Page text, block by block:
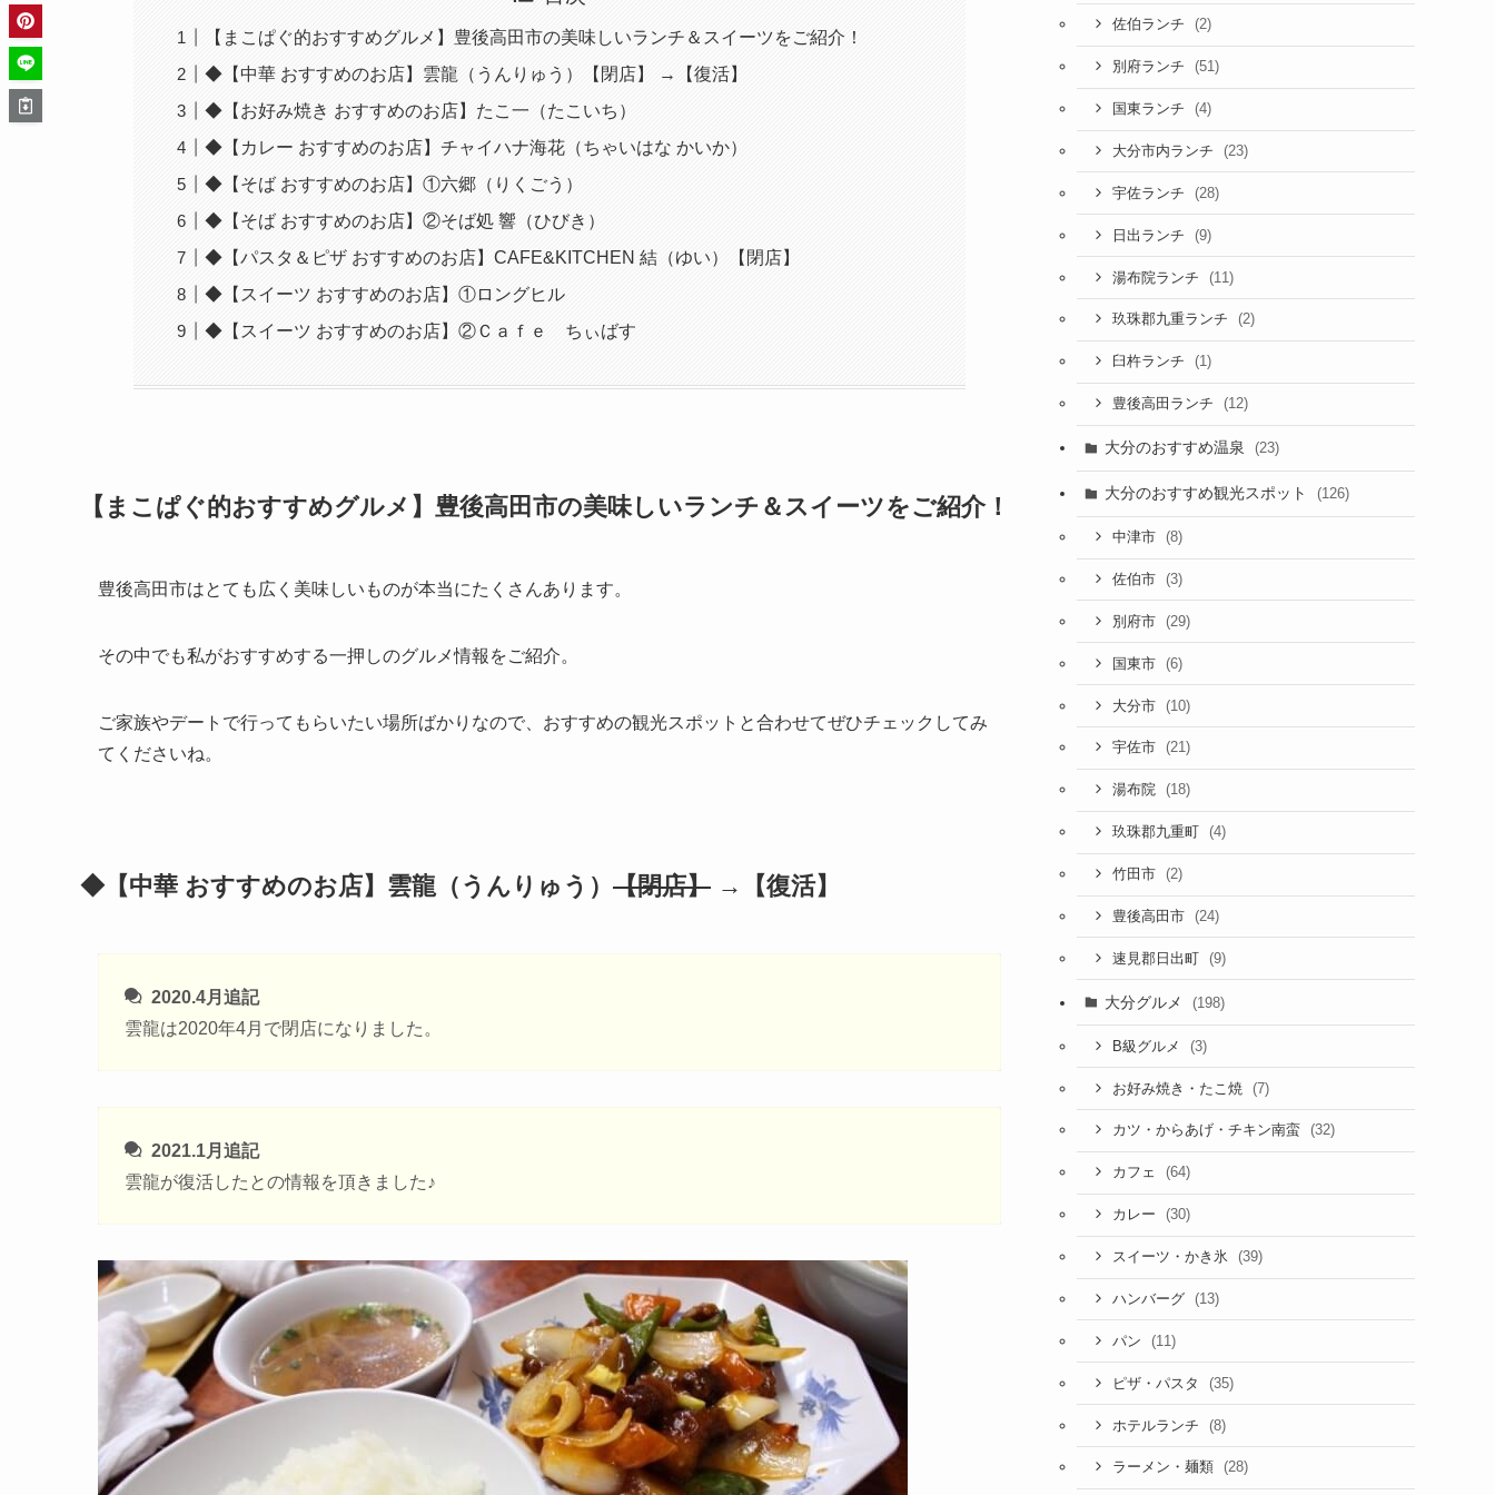
【まこぱぐ的おすすめグルメ】豊後高田市の美味しいランチ＆スイーツをご紹介！
◆【中華 おすすめのお店】雲龍（うんりゅう）【閉店】 →【復活】
◆【お好み焼き おすすめのお店】たこ一（たこいち）
◆【カレー おすすめのお店】チャイハナ海花（ちゃいはな かいか）
◆【そば おすすめのお店】①六郷（りくごう）
◆【そば おすすめのお店】②そば処 響（ひびき）
◆【パスタ＆ピザ おすすめのお店】CAFE&KITCHEN 結（ゆい）【閉店】
◆【スイーツ おすすめのお店】①ロングヒル
◆【スイーツ おすすめのお店】②Ｃａｆｅ ちぃばす
【まこぱぐ的おすすめグルメ】豊後高田市の美味しいランチ＆スイーツをご紹介！
豊後高田市はとても広く美味しいものが本当にたくさんあります。
その中でも私がおすすめする一押しのグルメ情報をご紹介。
ご家族やデートで行ってもらいたい場所ばかりなので、おすすめの観光スポットと合わせてぜひチェックしてみ
てくださいね。
◆【中華 おすすめのお店】雲龍（うんりゅう） 【閉店】 →【復活】
2020.4月追記
雲龍は2020年4月で閉店になりました。
2021.1月追記
雲龍が復活したとの情報を頂きました♪
佐伯ランチ (2)
別府ランチ (51)
国東ランチ (4)
大分市内ランチ (23)
宇佐ランチ (28)
日出ランチ (9)
湯布院ランチ (11)
玖珠郡九重ランチ (2)
臼杵ランチ (1)
豊後高田ランチ (12)
大分のおすすめ温泉 (23)
大分のおすすめ観光スポット (126)
中津市 (8)
佐伯市 (3)
別府市 (29)
国東市 (6)
大分市 (10)
宇佐市 (21)
湯布院 (18)
玖珠郡九重町 (4)
竹田市 (2)
豊後高田市 (24)
速見郡日出町 (9)
大分グルメ (198)
B級グルメ (3)
お好み焼き・たこ焼 (7)
カツ・からあげ・チキン南蛮 (32)
カフェ (64)
カレー (30)
スイーツ・かき氷 (39)
ハンバーグ (13)
パン (11)
ピザ・パスタ (35)
ホテルランチ (8)
ラーメン・麺類 (28)